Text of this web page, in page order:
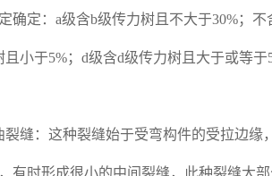
确定：a级含b级传力树且不大于30%；
且小于5%；d级含d级传力树且大于或等
：这种裂缝始于受弯构件的受拉边缘
有时形成很小的中间裂缝，此种裂缝大